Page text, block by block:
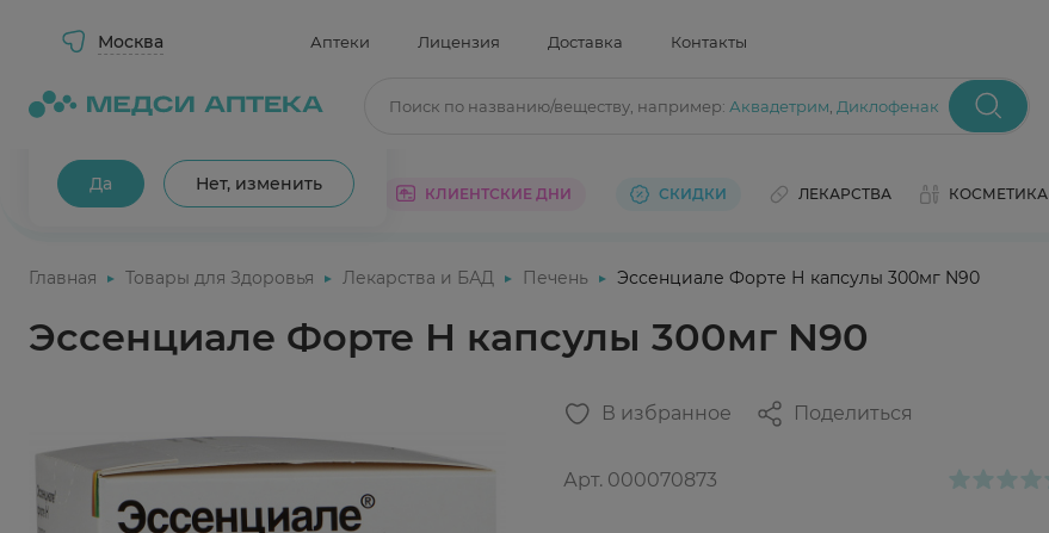
Москва
Ваш город Москва?
Да Нет, изменить
Аптеки Лицензия Доставка Контакты
Поиск по названию/веществу, например: Аквадетрим Диклофенак
КАТАЛОГ АКЦИИ КЛИЕНТСКИЕ ДНИ СКИДКИ ЛЕКАРСТВА КОСМЕТИКА
Главная Товары для Здоровья Лекарства и БАД Печень Эссенциале Форте Н капсулы 300мг N90
Эссенциале Форте Н капсулы 300мг N90
В избранное Поделиться
Арт. 000070873